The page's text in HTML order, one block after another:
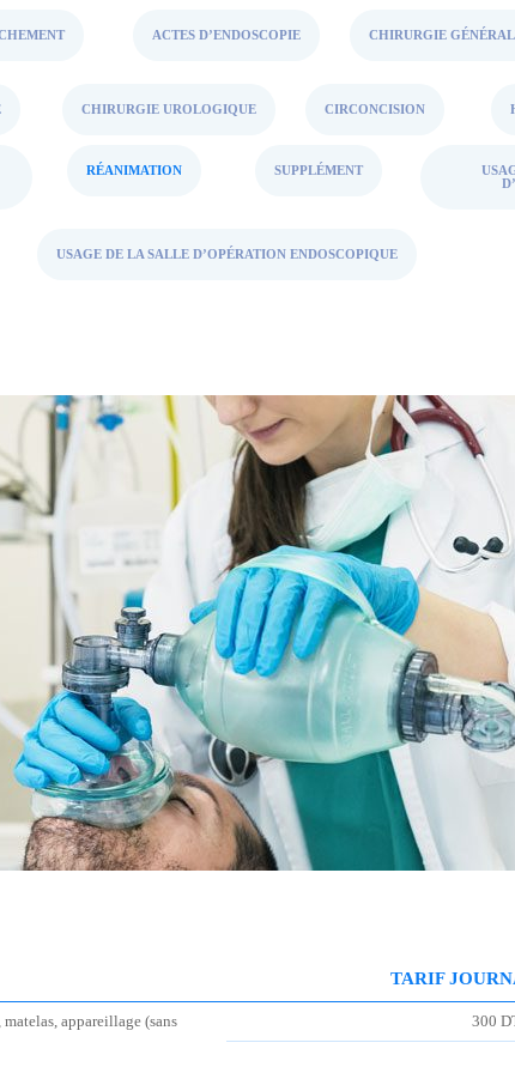
ACTES D’ENDOSCOPIE CHIRURGIE
CHIRURGIE UROLOGIQUE CIRCONCISION
RÉANIMATION SUPPLÉMENT
USAGE DE LA SALLE D’OPÉRATION ENDOSCOPIQUE
TARIF
appareillage (sans 300